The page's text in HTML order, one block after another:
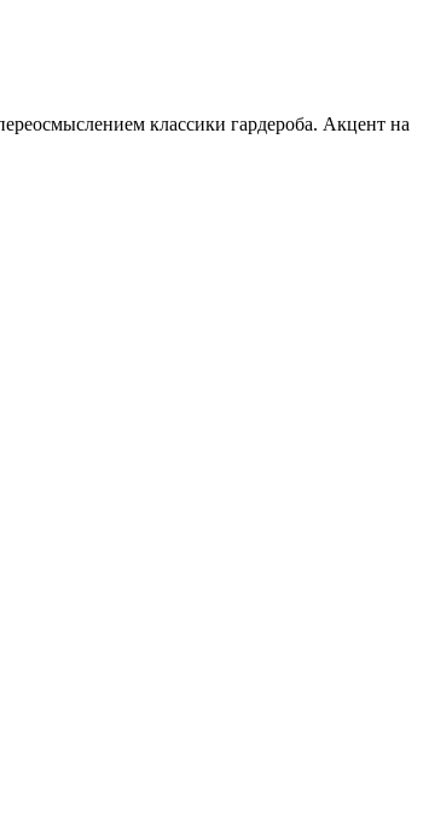
классики гардероба. Акцент на